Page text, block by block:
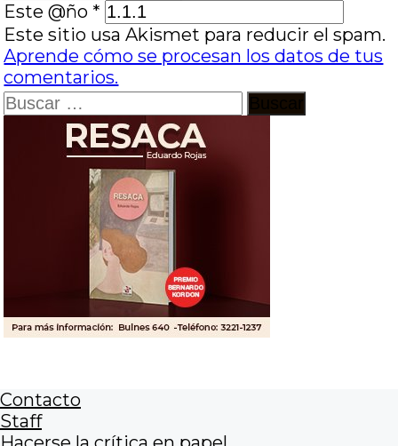
Este @ño *
Este sitio usa Akismet para reducir el spam.
Aprende cómo se procesan los datos de tus
comentarios.
Buscar:
Contacto
Staff